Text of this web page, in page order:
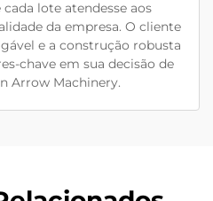
lote atendesse aos
da empresa. O cliente
e a construção robusta
chave em sua decisão de
Arrow Machinery.